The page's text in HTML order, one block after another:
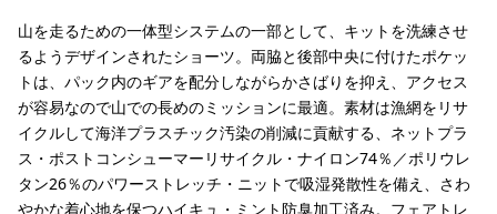
山を走るための一体型システムの一部として、キットを洗練させ
るようデザインされたショーツ。両脇と後部中央に付けたポケッ
トは、パック内のギアを配分しながらかさばりを抑え、アクセス
が容易なので山での長めのミッションに最適。素材は漁網をリサ
イクルして海洋プラスチック汚染の削減に貢献する、ネットプラ
ス・ポストコンシューマーリサイクル・ナイロン74％／ポリウレ
タン26％のパワーストレッチ・ニットで吸湿発散性を備え、さわ
やかな着心地を保つハイキュ・ミント防臭加工済み。フェアトレ